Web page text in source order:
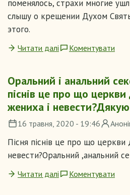
поменялось, страхи многие
слышу о крещении Духом
этого.
Читати далі Коментувати
Оральний і анальний
піснів це про що
жениха і невести?Дякую
16 травня, 2020 - 19:46
Пісня піснів це про що
невести?Оральний ,анальний
Читати далі Коментувати